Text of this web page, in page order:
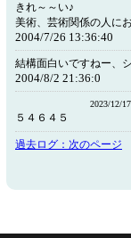
きれ～～い♪
美術、芸術関係の人にお
2004/7/26 13:36:40
結構面白いですねー、
2004/8/2 21:36:0
2023/12/
５４６４５
過去ログ：次のページ